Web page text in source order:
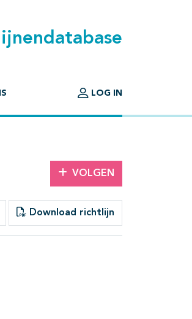
LOG IN
VOLGEN
Download richtlijn